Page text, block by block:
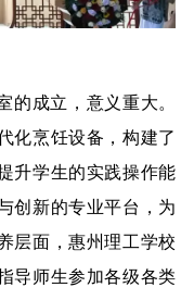
的成立，意义重大。
化烹饪设备，构建了
升学生的实践操作能
创新的专业平台，为
层面，惠州理工学校
导师生参加各级各类